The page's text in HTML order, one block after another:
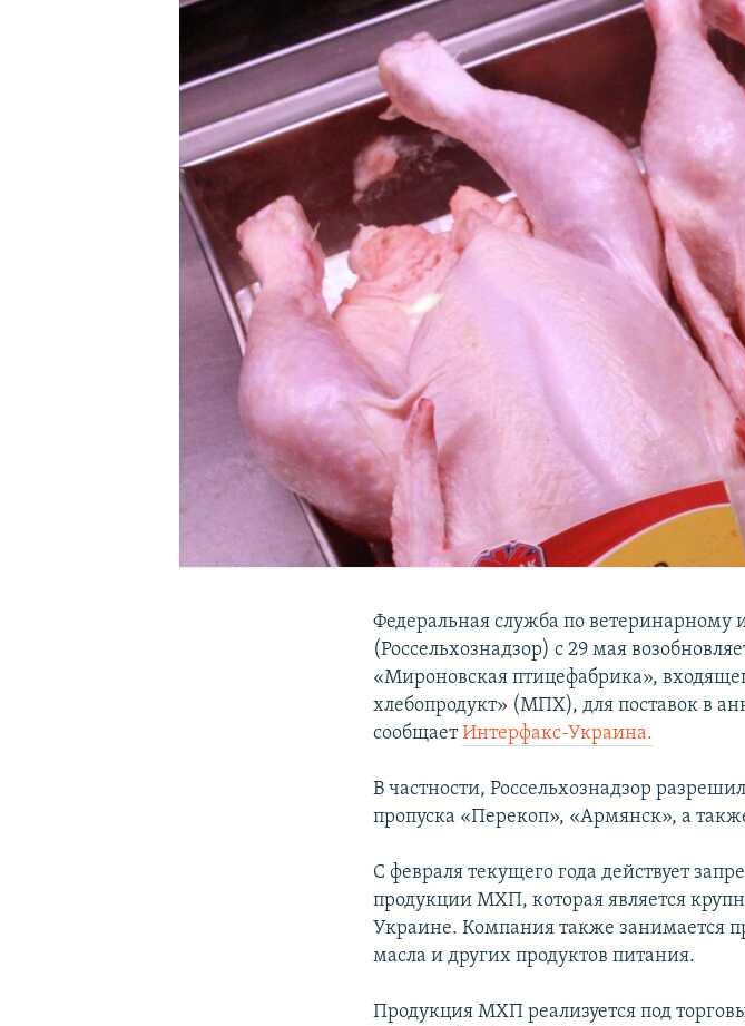
УКРАИНСКАЯ ПРОБЛЕМА КРЫМА
Федеральная служба по ветеринарному
(Россельхознадзор) с 29 мая
«Мироновская птицефабрика»,
хлебопродукт» (МПХ), для поставок в
сообщаетИнтерфакс-Украина.
В частности, Россельхознадзор
пропуска «Перекоп», «Армянск», а
С февраля текущего года действует
продукции МХП, которая является
Украине. Компания также занимается
масла и других продуктов питания.
Продукция МХП реализуется под